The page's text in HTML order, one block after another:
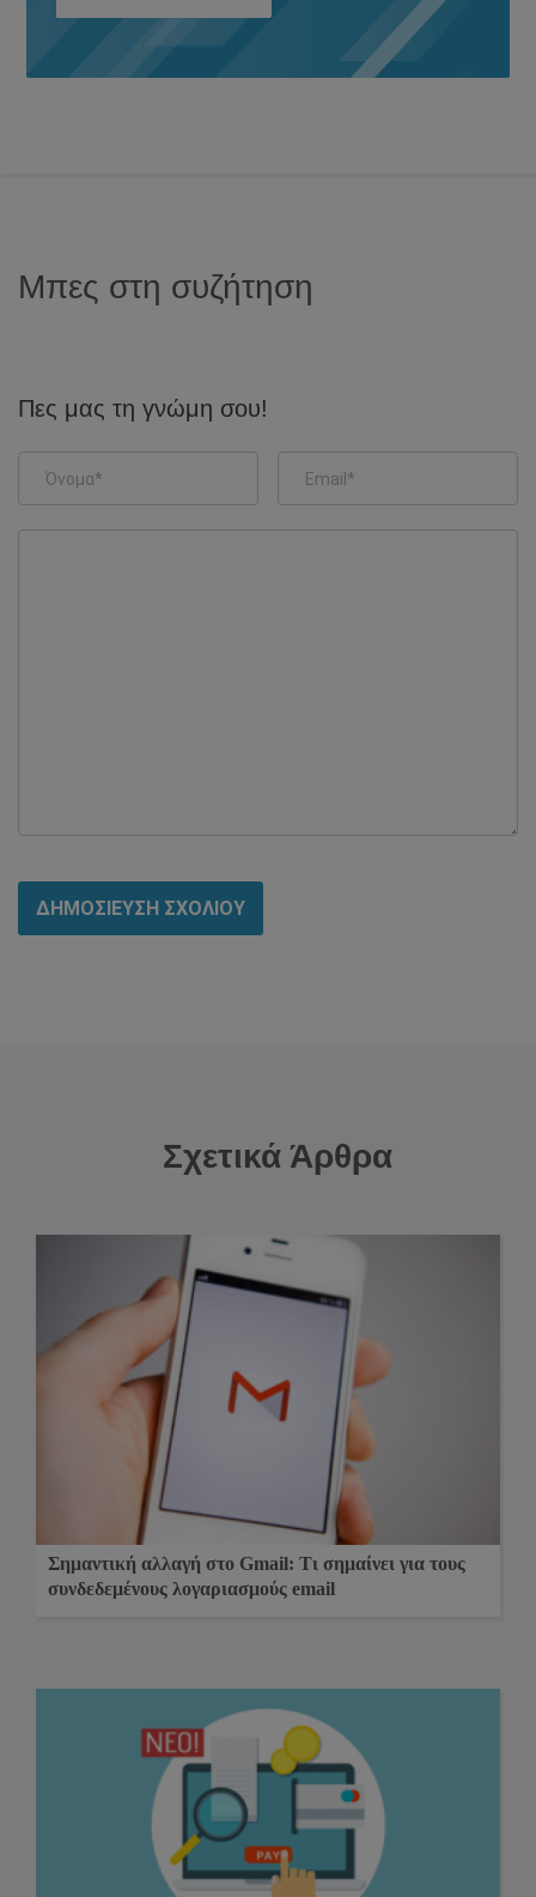
Μπες στη συζήτηση
Πες μας τη γνώμη σου!
Σχετικά Άρθρα
Σημαντική αλλαγή στο Gmail: Τι σημαίνει για τους
συνδεδεμένους λογαριασμούς email